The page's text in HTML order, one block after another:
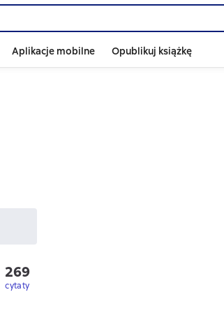
Aplikacje mobilne Opublikuj książkę
269
cytaty